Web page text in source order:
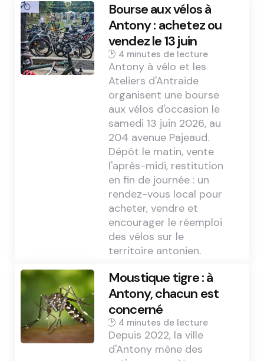
Bourse aux vélos à
Antony : achetez ou
vendez le 13 juin
4 min
Antony à vélo et les
Ateliers d'Antraide
organisent une bourse
aux vélos d'occasion le
samedi 13 juin 2026, au
204 avenue Pajeaud.
Dépôt le matin, vente
l'après-midi, restitution
en fin de journée : un
rendez-vous local pour
acheter, vendre et
encourager le réemploi
des vélos sur le
territoire antonien.
Moustique tigre : à
Antony, chacun est
concerné
4 min
Depuis 2022, la ville
d'Antony mène des